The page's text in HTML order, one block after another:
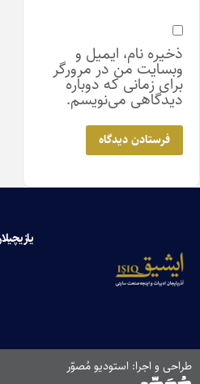
نام، ایمیل و
من در مرورگر
زمانی که دوباره
می‌نویسم.
یازیچیلار
و اجرا: استودیو مُصوّر